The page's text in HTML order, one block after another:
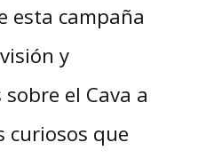
esta campaña
y
el Cava a
curiosos que